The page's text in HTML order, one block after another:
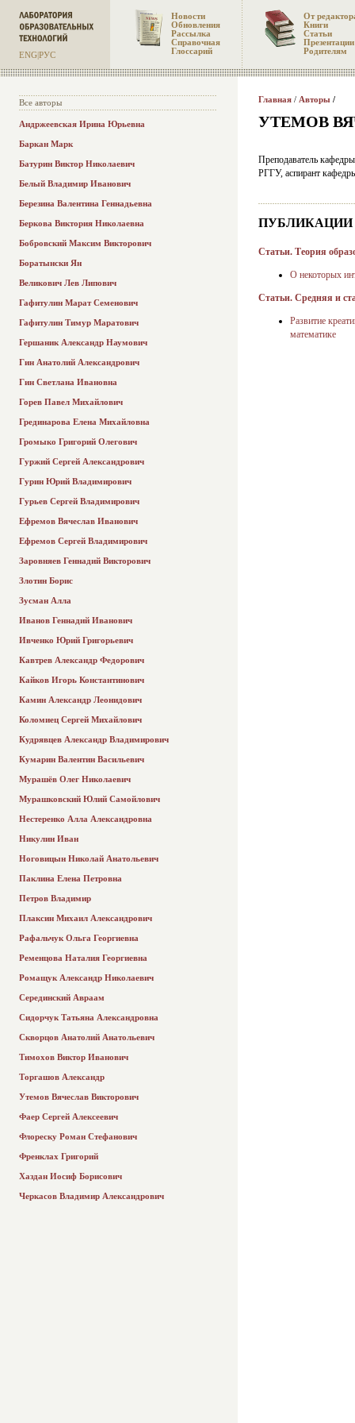
ENGРУС
Новости
Обновления
Рассылка
Справочная
Глоссарий
От
Книги
Статьи
Презентации
Родителям
Все авторы
Андржеевская Ирина Юрьевна
Баркан Марк
Батурин Виктор Николаевич
Белый Владимир Иванович
Березина Валентина Геннадьевна
Беркова Виктория Николаевна
Бобровский Максим Викторович
Боратынски Ян
Великович Лев Липович
Гафитулин Марат Семенович
Гафитулин Тимур Маратович
Гершаник Александр Наумович
Гин Анатолий Александрович
Гин Светлана Ивановна
Горев Павел Михайлович
Грединарова Елена Михайловна
Громыко Григорий Олегович
Гуржий Сергей Александрович
Гурин Юрий Владимирович
Гурьев Сергей Владимирович
Ефремов Вячеслав Иванович
Ефремов Сергей Владимирович
Заровняев Геннадий Викторович
Злотин Борис
Зусман Алла
Иванов Геннадий Иванович
Ивченко Юрий Григорьевич
Кавтрев Александр Федорович
Кайков Игорь Константинович
Камин Александр Леонидович
Коломиец Сергей Михайлович
Кудрявцев Александр Владимирович
Кумарин Валентин Васильевич
Мурашёв Олег Николаевич
Мурашковский Юлий Самойлович
Нестеренко Алла Александровна
Никулин Иван
Ноговицын Николай Анатольевич
Паклина Елена Петровна
Петров Владимир
Плаксин Михаил Александрович
Рафальчук Ольга Георгиевна
Ременцова Наталия Георгиевна
Ромащук Александр Николаевич
Серединский Авраам
Сидорчук Татьяна Александровна
Скворцов Анатолий Анатольевич
Тимохов Виктор Иванович
Торгашов Александр
Утемов Вячеслав Викторович
Фаер Сергей Алексеевич
Флореску Роман Стефанович
Френклах Григорий
Хаздан Иосиф Борисович
Черкасов Владимир Александрович
Главная / Авторы /
УТЕМОВ
Преподаватель
РГГУ, аспирант
ПУБЛИКАЦИИ
Статьи. Теория
О некоторых
Статьи. Средняя и
Развитие
математике